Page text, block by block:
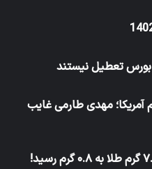
بورس تعطیل نیستند
آمریکا؛ مهدی طارمی غایب